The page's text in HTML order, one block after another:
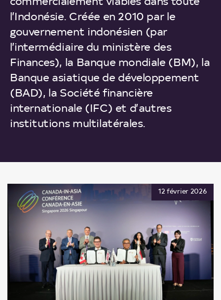
2X Canada
Stratégie 2025 des IFD du G7
Financement mixte
Code d'éthique
Ressources
commercialement viables dans toute
l’Indonésie. Créée en 2010 par le
gouvernement indonésien (par
l’intermédiaire du ministère des
Finances), la Banque mondiale (BM), la
Banque asiatique de développement
(BAD), la Société financière
internationale (IFC) et d’autres
institutions multilatérales.
content
12 février 2026